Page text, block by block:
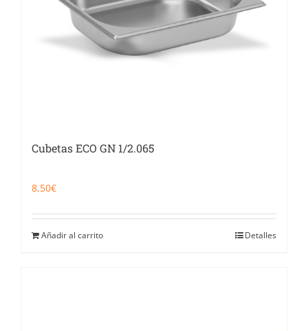
Cubetas ECO GN 1/2.065
8,50€
Añadir al carrito Detalles